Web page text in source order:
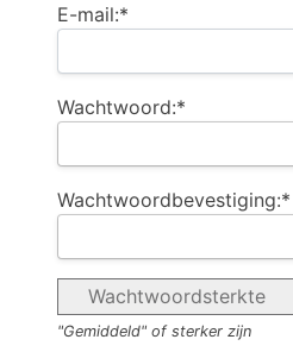
E-mail:*
Wachtwoord:*
Wachtwoordbevestiging:*
Wachtwoordsterkte
"Gemiddeld" of sterker zijn